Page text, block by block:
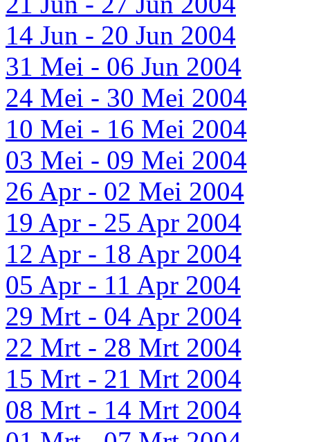
14 Jun - 20 Jun 2004
31 Mei - 06 Jun 2004
24 Mei - 30 Mei 2004
10 Mei - 16 Mei 2004
03 Mei - 09 Mei 2004
26 Apr - 02 Mei 2004
19 Apr - 25 Apr 2004
12 Apr - 18 Apr 2004
05 Apr - 11 Apr 2004
29 Mrt - 04 Apr 2004
22 Mrt - 28 Mrt 2004
15 Mrt - 21 Mrt 2004
08 Mrt - 14 Mrt 2004